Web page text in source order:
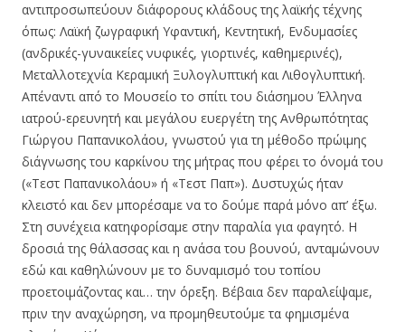
αντιπροσωπεύουν διάφορους κλάδους της λαϊκής τέχνης
όπως: Λαϊκή ζωγραφική Υφαντική, Κεντητική, Ενδυμασίες
(ανδρικές-γυναικείες νυφικές, γιορτινές, καθημερινές),
Μεταλλοτεχνία Κεραμική Ξυλογλυπτική και Λιθογλυπτική.
Απέναντι από το Μουσείο το σπίτι του διάσημου Έλληνα
ιατρού-ερευνητή και μεγάλου ευεργέτη της Ανθρωπότητας
Γιώργου Παπανικολάου, γνωστού για τη μέθοδο πρώιμης
διάγνωσης του καρκίνου της μήτρας που φέρει το όνομά του
(«Τεστ Παπανικολάου» ή «Τεστ Παπ»). Δυστυχώς ήταν
κλειστό και δεν μπορέσαμε να το δούμε παρά μόνο απ’ έξω.
Στη συνέχεια κατηφορίσαμε στην παραλία για φαγητό. Η
δροσιά της θάλασσας και η ανάσα του βουνού, ανταμώνουν
εδώ και καθηλώνουν με το δυναμισμό του τοπίου
προετοιμάζοντας και… την όρεξη. Βέβαια δεν παραλείψαμε,
πριν την αναχώρηση, να προμηθευτούμε τα φημισμένα